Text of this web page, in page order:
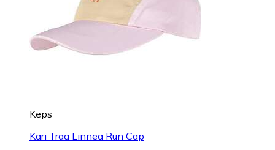
Keps
Kari Traa Linnea Run Cap